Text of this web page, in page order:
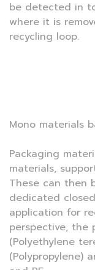
be detected in
where it is
recycling loop.
Mono materials
Packaging
materials,
These can then
dedicated
application for
perspective, the
(Polyethylene
(Polypropylene)